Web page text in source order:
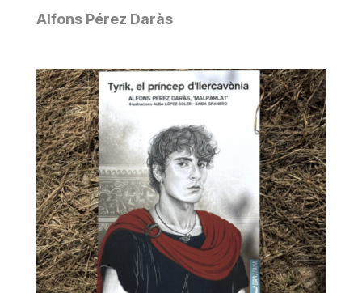
Alfons Pérez Daràs